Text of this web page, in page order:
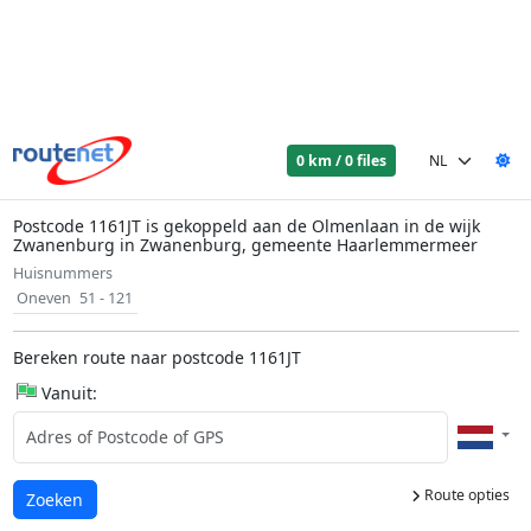
0 km / 0 files
Postcode 1161JT is gekoppeld aan de Olmenlaan in de wijk
Zwanenburg in Zwanenburg, gemeente Haarlemmermeer
Huisnummers
Oneven 51 - 121
Bereken route naar postcode 1161JT
Vanuit:
Route opties
Laden...
Zoeken